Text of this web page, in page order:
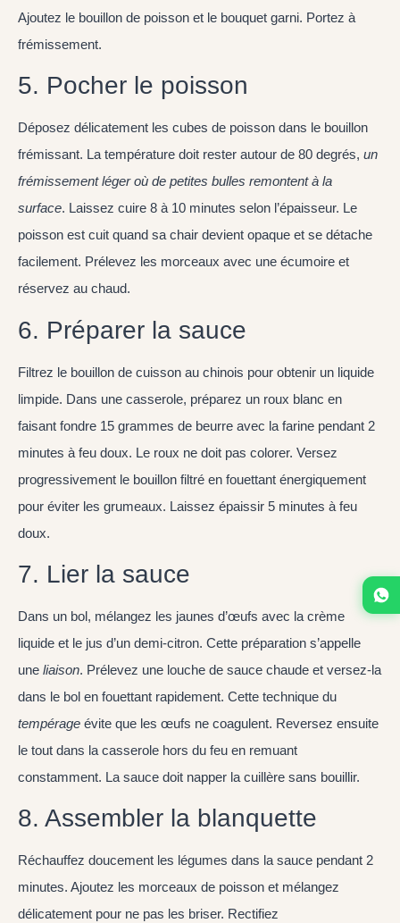
Ajoutez le bouillon de poisson et le bouquet garni. Portez à
frémissement.
5. Pocher le poisson
Déposez délicatement les cubes de poisson dans le bouillon
frémissant. La température doit rester autour de 80 degrés, un
frémissement léger où de petites bulles remontent à la
surface. Laissez cuire 8 à 10 minutes selon l’épaisseur. Le
poisson est cuit quand sa chair devient opaque et se détache
facilement. Prélevez les morceaux avec une écumoire et
réservez au chaud.
6. Préparer la sauce
Filtrez le bouillon de cuisson au chinois pour obtenir un liquide
limpide. Dans une casserole, préparez un roux blanc en
faisant fondre 15 grammes de beurre avec la farine pendant 2
minutes à feu doux. Le roux ne doit pas colorer. Versez
progressivement le bouillon filtré en fouettant énergiquement
pour éviter les grumeaux. Laissez épaissir 5 minutes à feu
doux.
7. Lier la sauce
Dans un bol, mélangez les jaunes d’œufs avec la crème
liquide et le jus d’un demi-citron. Cette préparation s’appelle
une liaison. Prélevez une louche de sauce chaude et versez-la
dans le bol en fouettant rapidement. Cette technique du
tempérage évite que les œufs ne coagulent. Reversez ensuite
le tout dans la casserole hors du feu en remuant
constamment. La sauce doit napper la cuillère sans bouillir.
8. Assembler la blanquette
Réchauffez doucement les légumes dans la sauce pendant 2
minutes. Ajoutez les morceaux de poisson et mélangez
délicatement pour ne pas les briser. Rectifiez